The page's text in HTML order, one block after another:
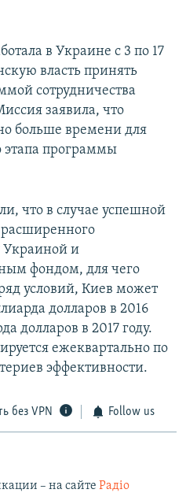
в Украине с 3 по 17
власть принять
сотрудничества
заявила, что
больше времени для
программы
что в случае успешной
и
фондом, для чего
условий, Киев может
долларов в 2016
долларов в 2017 году.
ежеквартально по
эффективности.
без VPN Follow us
– на сайте Радіо